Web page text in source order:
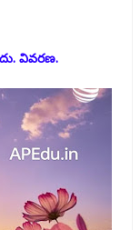
వివరణ.